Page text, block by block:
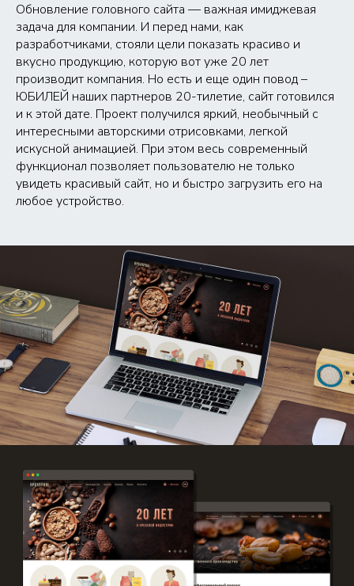
Обновление головного сайта — важная имиджевая
задача для компании. И перед нами, как
разработчиками, стояли цели показать красиво и
вкусно продукцию, которую вот уже 20 лет
производит компания. Но есть и еще один повод –
ЮБИЛЕЙ наших партнеров 20-тилетие, сайт готовился
и к этой дате. Проект получился яркий, необычный с
интересными авторскими отрисовками, легкой
искусной анимацией. При этом весь современный
функционал позволяет пользователю не только
увидеть красивый сайт, но и быстро загрузить его на
любое устройство.